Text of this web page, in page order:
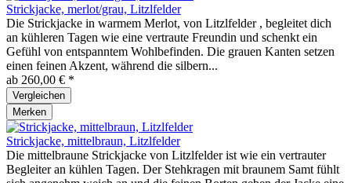
Strickjacke, merlot/grau, Litzlfelder
Die Strickjacke in warmem Merlot, von Litzlfelder , begleitet dich
an kühleren Tagen wie eine vertraute Freundin und schenkt ein
Gefühl von entspanntem Wohlbefinden. Die grauen Kanten setzen
einen feinen Akzent, während die silbern...
ab 260,00 € *
Vergleichen
Merken
Strickjacke, mittelbraun, Litzlfelder
Die mittelbraune Strickjacke von Litzlfelder ist wie ein vertrauter
Begleiter an kühlen Tagen. Der Stehkragen mit braunem Samt fühlt